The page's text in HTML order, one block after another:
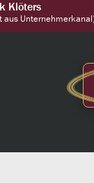
Klöters
aus